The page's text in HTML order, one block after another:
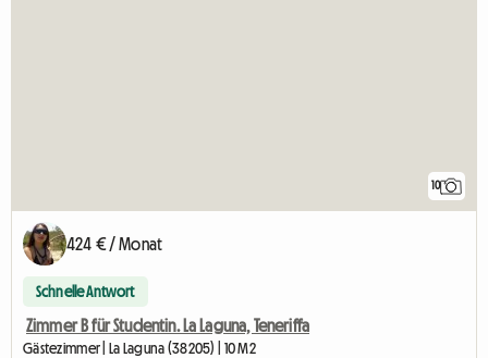
10
424 € / Monat
Schnelle Antwort
Zimmer B für Studentin. La Laguna, Teneriffa
Gästezimmer | La Laguna (38205) | 10 M2